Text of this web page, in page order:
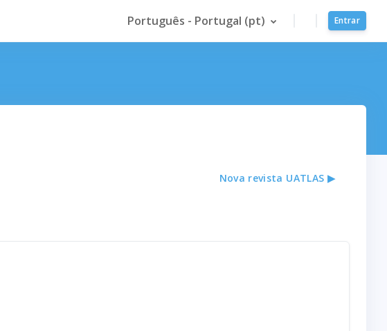
Português - Portugal ‎(pt)‎ Entrar
Nova revista UATLAS ▶︎